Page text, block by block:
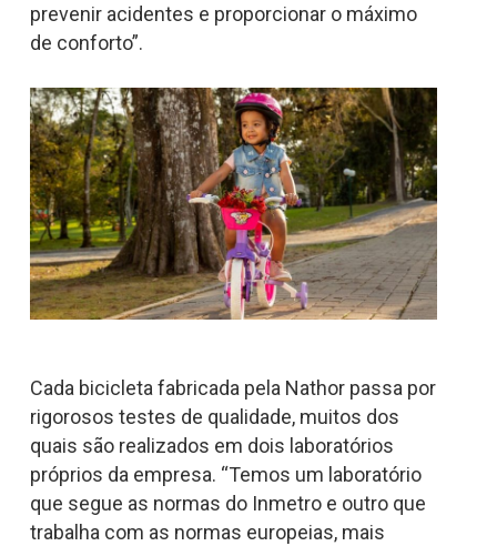
prevenir acidentes e proporcionar o máximo
de conforto”.
Cada bicicleta fabricada pela Nathor passa por
rigorosos testes de qualidade, muitos dos
quais são realizados em dois laboratórios
próprios da empresa. “Temos um laboratório
que segue as normas do Inmetro e outro que
trabalha com as normas europeias, mais